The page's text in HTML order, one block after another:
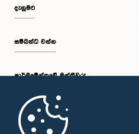
දැනුමට
සම්බන්ධ වන්න
පාර්ලි‌මේන්තුවේ මන්ත්‍රීවරු
මුල් පිටුව